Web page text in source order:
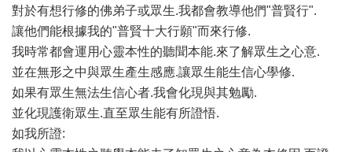
對於有想行修的佛弟子或眾生.我都會教導他們"普賢行".
讓他們能根據我的"普賢十大行願"而來行修.
我時常都會運用心靈本性的聽聞本能.來了解眾生之心意.
並在無形之中與眾生產生感應.讓眾生能生信心學修.
如果有眾生無法生信心者.我會化現與其勉勵.
並化現護衛眾生.直至眾生能有所證悟.
如我所證: